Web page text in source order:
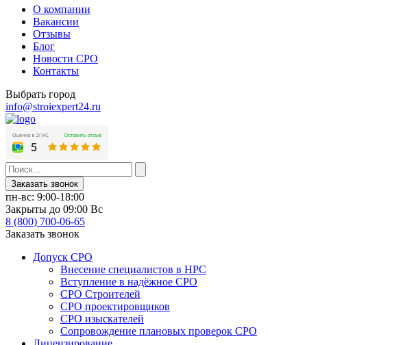
О компании
Вакансии
Отзывы
Блог
Новости СРО
Контакты
Выбрать город
info@stroiexpert24.ru
Заказать звонок
пн-вс: 9:00-18:00
Закрыты до 09:00 Вс
8 (800) 700-06-65
Заказать звонок
Допуск СРО
Внесение специалистов в НРС
Вступление в надёжное СРО
СРО Строителей
СРО проектировщиков
СРО изыскателей
Сопровождение плановых проверок СРО